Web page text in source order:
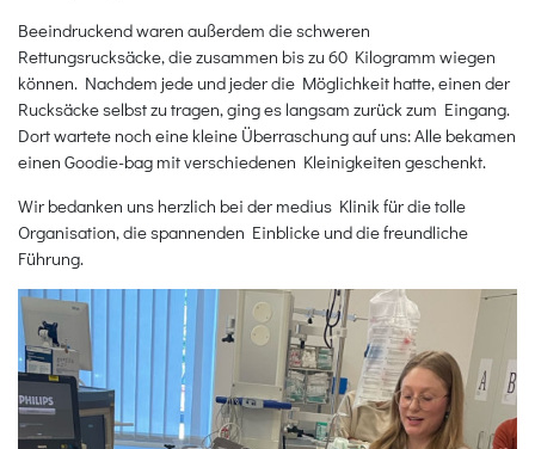
Beeindruckend waren außerdem die schweren
Rettungsrucksäcke, die zusammen bis zu 60 Kilogramm wiegen
können. Nachdem jede und jeder die Möglichkeit hatte, einen der
Rucksäcke selbst zu tragen, ging es langsam zurück zum Eingang.
Dort wartete noch eine kleine Überraschung auf uns: Alle bekamen
einen Goodie-bag mit verschiedenen Kleinigkeiten geschenkt.
Wir bedanken uns herzlich bei der medius Klinik für die tolle
Organisation, die spannenden Einblicke und die freundliche
Führung.